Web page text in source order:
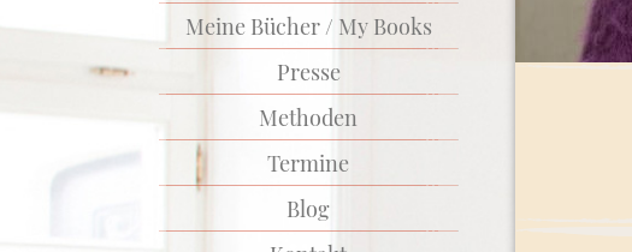
Meine Bücher / My Books
Presse
Methoden
Termine
Blog